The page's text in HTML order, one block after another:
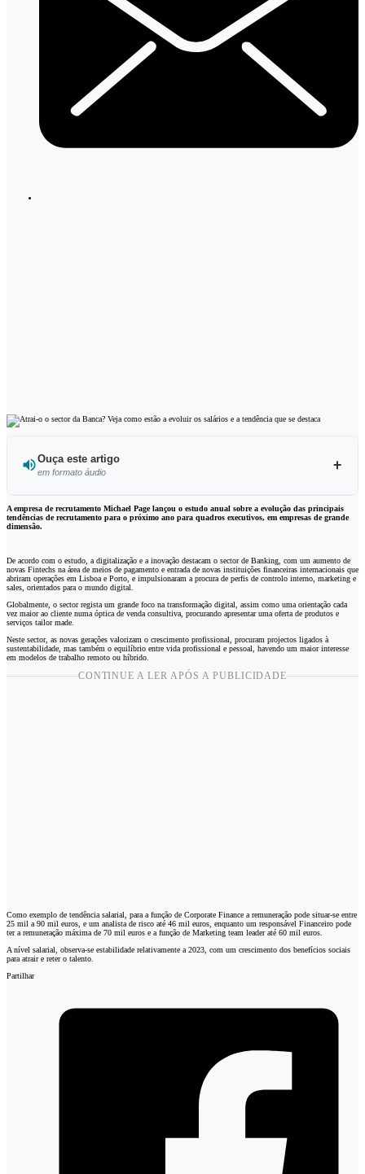
Ouça este artigo
em formato áudio
Ouvir este artigo
A empresa de recrutamento Michael Page lançou o estudo anual sobre a evolução das principais
tendências de recrutamento para o próximo ano para quadros executivos, em empresas de grande
dimensão.
De acordo com o estudo, a digitalização e a inovação destacam o sector de Banking, com um aumento de
novas Fintechs na área de meios de pagamento e entrada de novas instituições financeiras internacionais que
abriram operações em Lisboa e Porto, e impulsionaram a procura de perfis de controlo interno, marketing e
sales, orientados para o mundo digital.
Globalmente, o sector regista um grande foco na transformação digital, assim como uma orientação cada
vez maior ao cliente numa óptica de venda consultiva, procurando apresentar uma oferta de produtos e
serviços tailor made.
Neste sector, as novas gerações valorizam o crescimento profissional, procuram projectos ligados à
sustentabilidade, mas também o equilíbrio entre vida profissional e pessoal, havendo um maior interesse
em modelos de trabalho remoto ou híbrido.
CONTINUE A LER APÓS A PUBLICIDADE
Como exemplo de tendência salarial, para a função de Corporate Finance a remuneração pode situar-se entre
25 mil a 90 mil euros, e um analista de risco até 46 mil euros, enquanto um responsável Financeiro pode
ter a remuneração máxima de 70 mil euros e a função de Marketing team leader até 60 mil euros.
A nível salarial, observa-se estabilidade relativamente a 2023, com um crescimento dos benefícios sociais
para atrair e reter o talento.
Partilhar